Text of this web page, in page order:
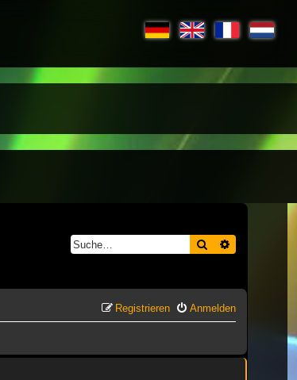
Suche
Anmelden
Registrieren